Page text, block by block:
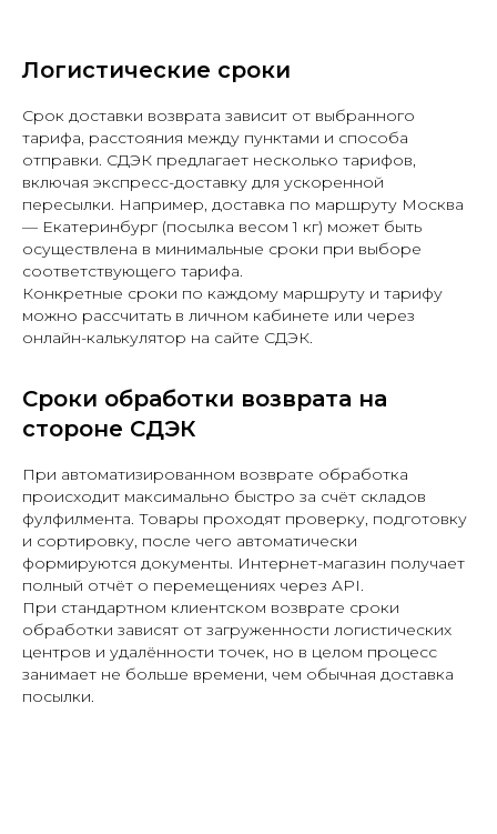
Логистические сроки
Срок доставки возврата зависит от выбранного
тарифа, расстояния между пунктами и способа
отправки. СДЭК предлагает несколько тарифов,
включая экспресс-доставку для ускоренной
пересылки. Например, доставка по маршруту Москва
— Екатеринбург (посылка весом 1 кг) может быть
осуществлена в минимальные сроки при выборе
соответствующего тарифа.
Конкретные сроки по каждому маршруту и тарифу
можно рассчитать в личном кабинете или через
онлайн-калькулятор на сайте СДЭК.
Сроки обработки возврата на
стороне СДЭК
При автоматизированном возврате обработка
происходит максимально быстро за счёт складов
фулфилмента. Товары проходят проверку, подготовку
и сортировку, после чего автоматически
формируются документы. Интернет-магазин получает
полный отчёт о перемещениях через API.
При стандартном клиентском возврате сроки
обработки зависят от загруженности логистических
центров и удалённости точек, но в целом процесс
занимает не больше времени, чем обычная доставка
посылки.